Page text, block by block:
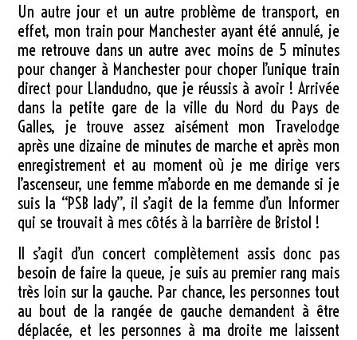
Un autre jour et un autre problème de transport, en
effet, mon train pour Manchester ayant été annulé, je
me retrouve dans un autre avec moins de 5 minutes
pour changer à Manchester pour choper l’unique train
direct pour Llandudno, que je réussis à avoir ! Arrivée
dans la petite gare de la ville du Nord du Pays de
Galles, je trouve assez aisément mon Travelodge
après une dizaine de minutes de marche et après mon
enregistrement et au moment où je me dirige vers
l’ascenseur, une femme m’aborde en me demande si je
suis la “PSB lady”, il s’agit de la femme d’un Informer
qui se trouvait à mes côtés à la barrière de Bristol !
Il s’agit d’un concert complètement assis donc pas
besoin de faire la queue, je suis au premier rang mais
très loin sur la gauche. Par chance, les personnes tout
au bout de la rangée de gauche demandent à être
déplacée, et les personnes à ma droite me laissent